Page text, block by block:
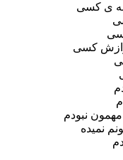
ی کسی
کسی
نبودم
نمیده